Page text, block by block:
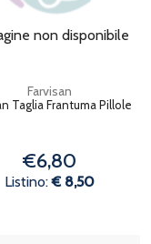
non disponibile
Farvisan
Taglia Frantuma Pillole
€6,80
Listino:€ 8,50